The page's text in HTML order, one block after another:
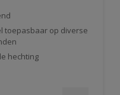
toepasbaar op diverse
hechting